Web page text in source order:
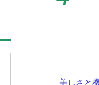
美しさと